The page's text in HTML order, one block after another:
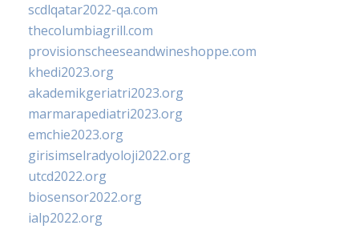
scdlqatar2022-qa.com
thecolumbiagrill.com
provisionscheeseandwineshoppe.com
khedi2023.org
akademikgeriatri2023.org
marmarapediatri2023.org
emchie2023.org
girisimselradyoloji2022.org
utcd2022.org
biosensor2022.org
ialp2022.org